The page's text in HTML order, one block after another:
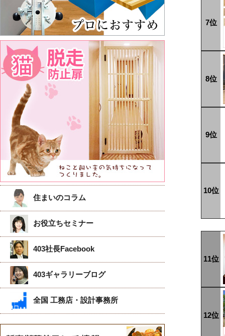
住まいのコラム
お役立ちセミナー
403社長Facebook
403ギャラリーブログ
全国 工務店・設計事務所
7位
8位
9位
10位
11位
12位